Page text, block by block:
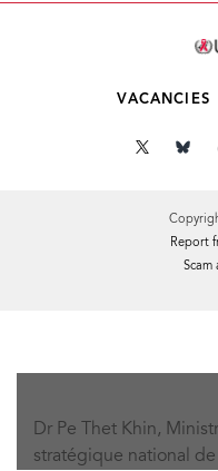
Dr Pe Thet Khin,
stratégique national
VACANCIES
Report
Scam